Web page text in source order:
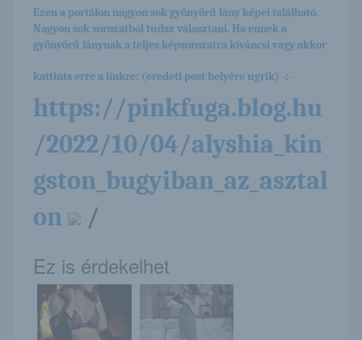
Ezen a portálon nagyon sok gyönyörű lány képei található.
Nagyon sok sorozatból tudsz választani. Ha ennek a
gyönyörű lánynak a teljes képsorozatra kíváncsi vagy akkor
kattints erre a linkre: (eredeti post helyére ugrik) -:-
https://pinkfuga.blog.hu
/2022/10/04/alyshia_kin
gston_bugyiban_az_asztal
on
/
Ez is érdekelhet